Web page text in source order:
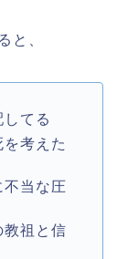
と、
てる
考えた
不当な圧
教祖と信